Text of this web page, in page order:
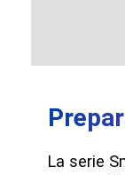
La serie